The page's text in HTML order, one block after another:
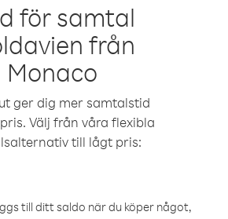
för samtal
från
Monaco
ger dig mer samtalstid
Välj från våra flexibla
till lågt pris:
till ditt saldo när du köper något,